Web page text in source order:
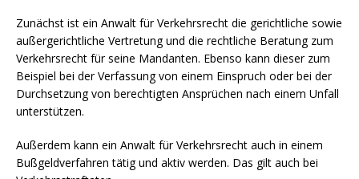
Zunächst ist ein Anwalt für Verkehrsrecht die gerichtliche sowie
außergerichtliche Vertretung und die rechtliche Beratung zum
Verkehrsrecht für seine Mandanten. Ebenso kann dieser zum
Beispiel bei der Verfassung von einem Einspruch oder bei der
Durchsetzung von berechtigten Ansprüchen nach einem Unfall
unterstützen.
Außerdem kann ein Anwalt für Verkehrsrecht auch in einem
Bußgeldverfahren tätig und aktiv werden. Das gilt auch bei